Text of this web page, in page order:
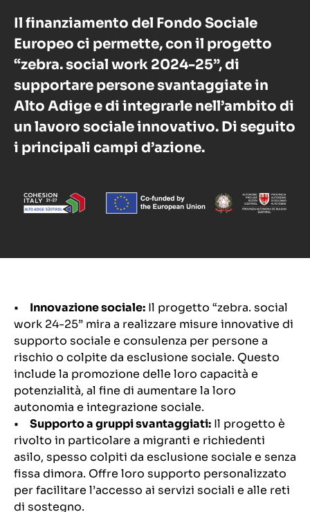
Il finanziamento del Fondo Sociale
Europeo ci permette, con il progetto
“zebra. social work 2024-25”, di
supportare persone svantaggiate in
Alto Adige e di integrarle nell’ambito di
un lavoro sociale innovativo. Di seguito
i principali campi d’azione.
• Innovazione sociale: Il progetto “zebra. social
work 24-25” mira a realizzare misure innovative di
supporto sociale e consulenza per persone a
rischio o colpite da esclusione sociale. Questo
include la promozione delle loro capacità e
potenzialità, al fine di aumentare la loro
autonomia e integrazione sociale.
• Supporto a gruppi svantaggiati: Il progetto è
rivolto in particolare a migranti e richiedenti
asilo, spesso colpiti da esclusione sociale e senza
fissa dimora. Offre loro supporto personalizzato
per facilitare l’accesso ai servizi sociali e alle reti
di sostegno.